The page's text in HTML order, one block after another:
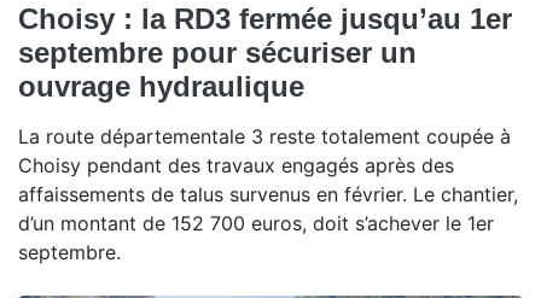
Choisy : la RD3 fermée jusqu’au 1er
septembre pour sécuriser un
ouvrage hydraulique
La route départementale 3 reste totalement coupée à
Choisy pendant des travaux engagés après des
affaissements de talus survenus en février. Le chantier,
d’un montant de 152 700 euros, doit s’achever le 1er
septembre.